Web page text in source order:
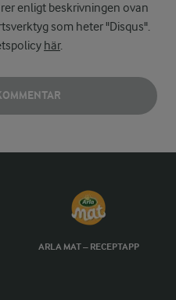
enligt beskrivningen ovan
som heter "Disqus".
här.
ARLA MAT – RECEPTAPP